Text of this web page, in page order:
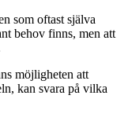
som oftast själva
behov finns, men att
möjligheten att
kan svara på vilka